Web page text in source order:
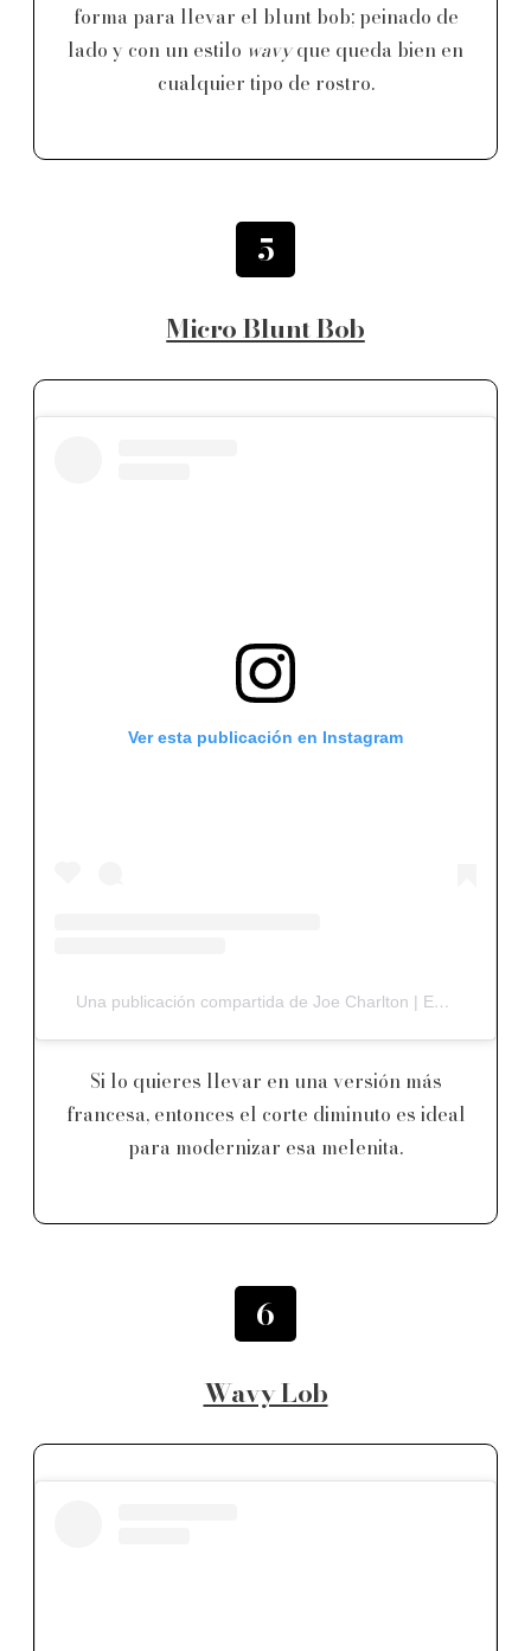
forma para llevar el blunt bob; peinado de
lado y con un estilo wavyque queda bien en
cualquier tipo de rostro.
5
Micro Blunt Bob
Ver esta publicación en Instagram
Una publicación compartida de Joe Charlton | East Nashville Hairstylist (@joecharltonhair)
Si lo quieres llevar en una versión más
francesa, entonces el corte diminuto es ideal
para modernizar esa melenita.
6
Wavy Lob